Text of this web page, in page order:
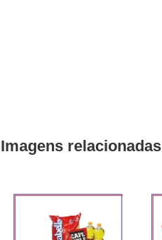
Imagens relacionadas